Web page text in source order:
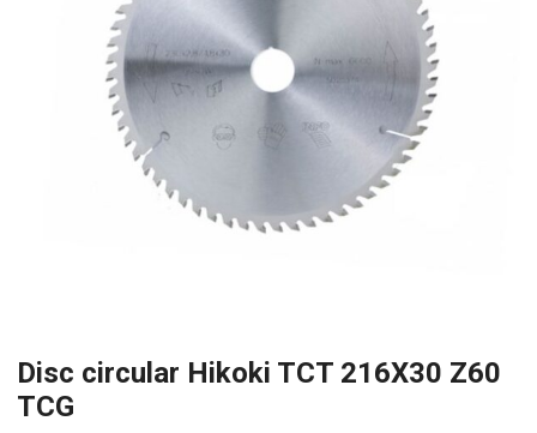
Disc circular Hikoki TCT 216X30 Z60
TCG